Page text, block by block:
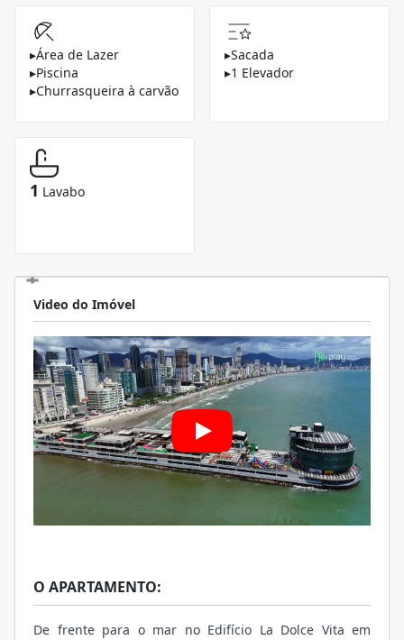
▸Área de Lazer
▸Piscina
▸Churrasqueira à carvão
▸Sacada
▸1 Elevador
1 Lavabo
Video do Imóvel
O APARTAMENTO:
De frente para o mar no Edifício La Dolce Vita em